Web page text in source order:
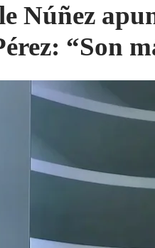
Núñez
“Son